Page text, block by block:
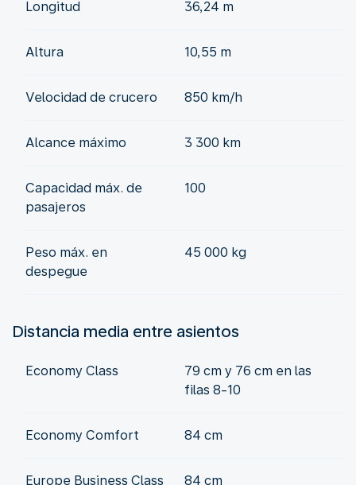
Longitud 36,24 m
Altura 10,55 m
Velocidad de crucero 850 km/h
Alcance máximo 3 300 km
Capacidad máx. de
pasajeros
100
Peso máx. en
despegue
45 000 kg
Distancia media entre asientos
Economy Class
79 cm y 76 cm en las
filas 8-10
Economy Comfort 84 cm
Europe Business Class 84 cm